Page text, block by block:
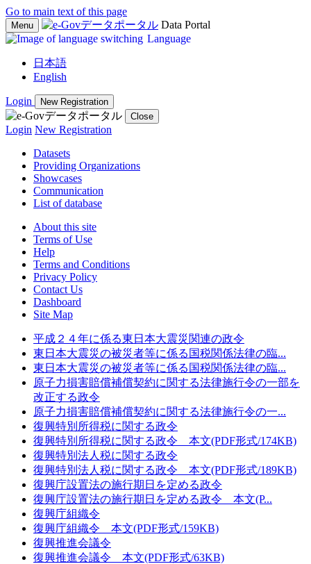
Go to main text of this page
Menu
Data Portal
Language
日本語
English
Login
New Registration
Close
Login New Registration
Datasets
Providing Organizations
Showcases
Communication
List of database
About this site
Terms of Use
Help
Terms and Conditions
Privacy Policy
Contact Us
Dashboard
Site Map
平成２４年に係る東日本大震災関連の政令
東日本大震災の被災者等に係る国税関係法律の臨...
東日本大震災の被災者等に係る国税関係法律の臨...
原子力損害賠償補償契約に関する法律施行令の一部を
改正する政令
原子力損害賠償補償契約に関する法律施行令の一...
復興特別所得税に関する政令
復興特別所得税に関する政令 本文(PDF形式/174KB)
復興特別法人税に関する政令
復興特別法人税に関する政令 本文(PDF形式/189KB)
復興庁設置法の施行期日を定める政令
復興庁設置法の施行期日を定める政令 本文(P...
復興庁組織令
復興庁組織令 本文(PDF形式/159KB)
復興推進会議令
復興推進会議令 本文(PDF形式/63KB)